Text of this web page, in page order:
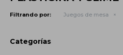
Filtrando por: Juegos de mesa
Categorías